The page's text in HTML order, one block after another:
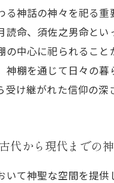
る神話の神々を祀る
読命、須佐之男命と
の中心に祀られるこ
神棚を通じて日々の
け継がれた信仰の
代から現代までの
て神聖な空間を提